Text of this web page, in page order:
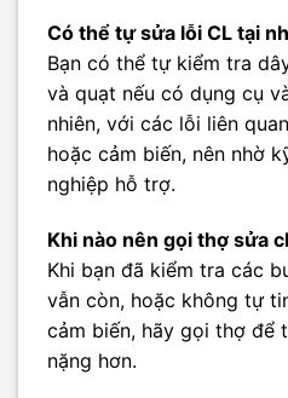
Có thể tự sửa lỗi CL tại
Bạn có thể tự kiểm tra
và quạt nếu có dụng cụ
nhiên, với các lỗi liên
hoặc cảm biến, nên nhờ
nghiệp hỗ trợ.
Khi nào nên gọi thợ sửa
Khi bạn đã kiểm tra các
vẫn còn, hoặc không tự
cảm biến, hãy gọi thợ để
nặng hơn.